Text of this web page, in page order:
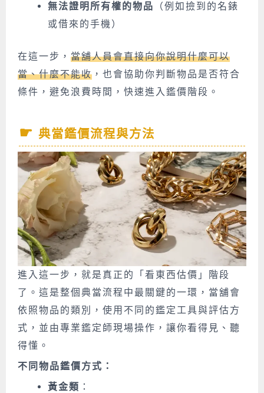
無法證明所有權的物品
（例如撿到的名錶
或借來的手機）
在這一步， 當舖人員會直接向你說明什麼可以
當、什麼不能收 ，也會協助你判斷物品是否符合
條件，避免浪費時間，快速進入鑑價階段。
典當鑑價流程與方法
進入這一步，就是真正的「看東西估價」階段
了。這是整個典當流程中最關鍵的一環，當舖會
依照物品的類別，使用不同的鑑定工具與評估方
式，並由專業鑑定師現場操作，讓你看得見、聽
得懂。
不同物品鑑價方式：
黃金類 ：